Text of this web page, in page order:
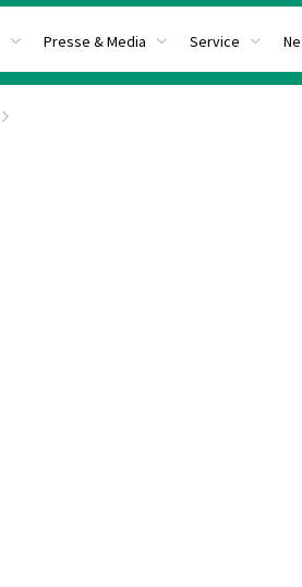
Presse & Media Service